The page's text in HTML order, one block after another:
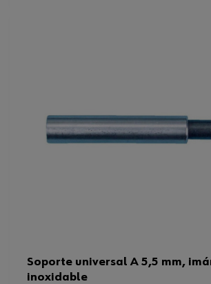
Soporte universal A 5,5 mm,
inoxidable